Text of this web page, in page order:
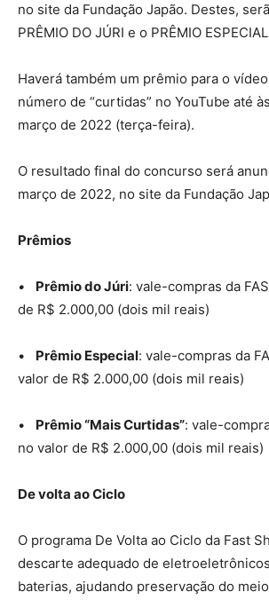
no site da Fundação Japão. Destes,
PRÊMIO DO JÚRI e o PRÊMIO
Haverá também um prêmio para o
número de “curtidas” no YouTube até
março de 2022 (terça-feira).
O resultado final do concurso será
março de 2022, no site da Fundação
Prêmios
• Prêmio do Júri: vale-compras da
de R$ 2.000,00 (dois mil reais)
• Prêmio Especial: vale-compras da
valor de R$ 2.000,00 (dois mil reais)
• Prêmio “Mais Curtidas”: vale-
no valor de R$ 2.000,00 (dois mil reais)
De volta ao Ciclo
O programa De Volta ao Ciclo da Fast
descarte adequado de
baterias, ajudando preservação do